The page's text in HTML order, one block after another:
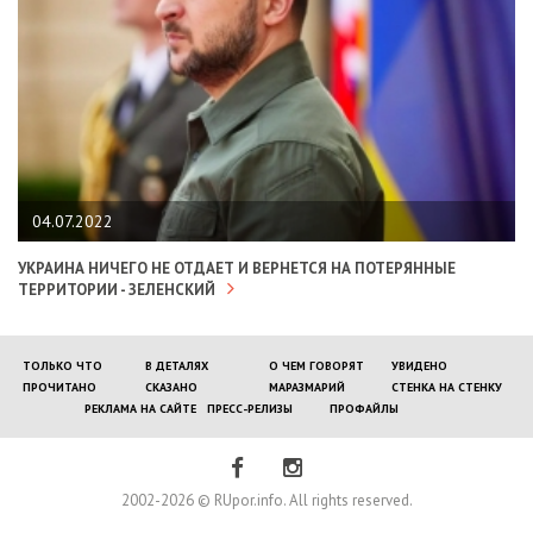
04.07.2022
УКРАИНА НИЧЕГО НЕ ОТДАЕТ И ВЕРНЕТСЯ НА ПОТЕРЯННЫЕ
ТЕРРИТОРИИ - ЗЕЛЕНСКИЙ
ТОЛЬКО ЧТО В ДЕТАЛЯХ О ЧЕМ ГОВОРЯТ
УВИДЕНО
ПРОЧИТАНО
СКАЗАНО МАРАЗМАРИЙ
СТЕНКА НА СТЕНКУ
РЕКЛАМА НА САЙТЕ
ПРЕСС-РЕЛИЗЫ ПРОФАЙЛЫ
2002-2026 © RUpor.info. All rights reserved.